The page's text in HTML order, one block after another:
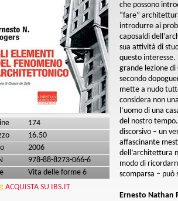
174
16.50
2006
978-88-8273-066-6
Vita delle forme 6
ACQUISTA SU IBS.IT
che possono
“fare”
introdurre ai
caposaldi
sua attività di
questo interesse.
grande lezione di
secondo
mette a nudo
considera non
l’uomo di una
del nostro
discorsivo – un
affascinante
dell’architettura
modo di
scomparsa – può
Ernesto Nathan